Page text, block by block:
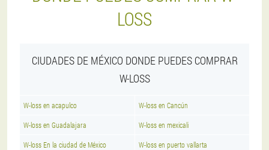
LOSS
CIUDADES DE MÉXICO DONDE PUEDES COMPRAR
W-LOSS
W-loss en acapulco W-loss en Cancún
W-loss en Guadalajara W-loss en mexicali
W-loss En la ciudad de México W-loss en puerto vallarta